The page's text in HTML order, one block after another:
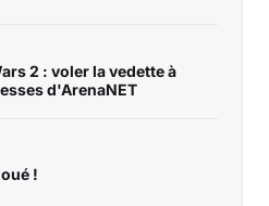
2 : voler la vedette à
d'ArenaNET
!